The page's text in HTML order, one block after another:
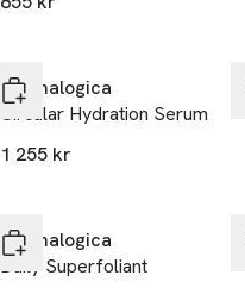
Dermalogica
Circular Hydration Serum
1 255 kr
Dermalogica
Daily Superfoliant